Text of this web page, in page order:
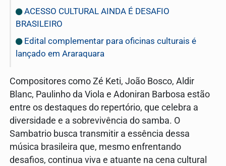
ACESSO CULTURAL AINDA É DESAFIO
BRASILEIRO
Edital complementar para oficinas culturais é
lançado em Araraquara
Compositores como Zé Keti, João Bosco, Aldir
Blanc, Paulinho da Viola e Adoniran Barbosa estão
entre os destaques do repertório, que celebra a
diversidade e a sobrevivência do samba. O
Sambatrio busca transmitir a essência dessa
música brasileira que, mesmo enfrentando
desafios, continua viva e atuante na cena cultural